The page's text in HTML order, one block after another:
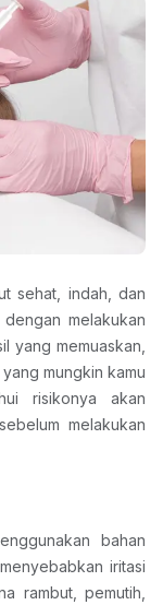
sehat, indah, dan
melakukan
yang memuaskan,
mungkin kamu
risikonya akan
melakukan
bahan
iritasi
rambut, pemutih,